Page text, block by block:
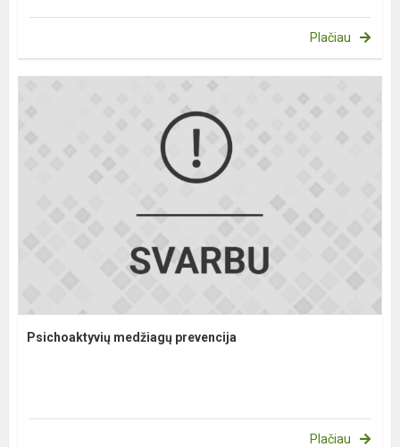
Plačiau
Psichoaktyvių medžiagų prevencija
Plačiau